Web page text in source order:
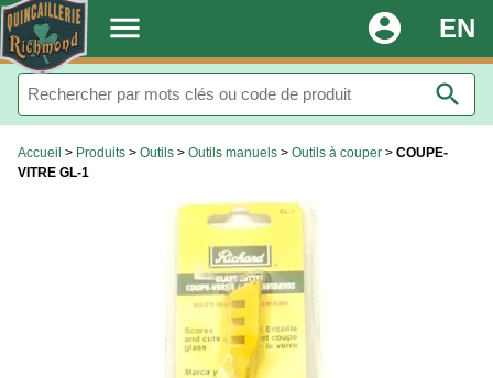
. menu EN
account_circle
search
Accueil > Produits > Outils > Outils manuels > Outils à couper > COUPE-
VITRE GL-1